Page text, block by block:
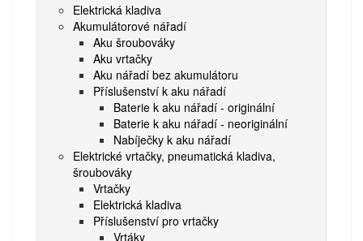
Elektrická kladiva
Akumulátorové nářadí
Aku šroubováky
Aku vrtačky
Aku nářadí bez akumulátoru
Příslušenství k aku nářadí
Baterie k aku nářadí - originální
Baterie k aku nářadí - neoriginální
Nabíječky k aku nářadí
Elektrické vrtačky, pneumatická kladiva,
šroubováky
Vrtačky
Elektrická kladiva
Příslušenství pro vrtačky
Vrtáky